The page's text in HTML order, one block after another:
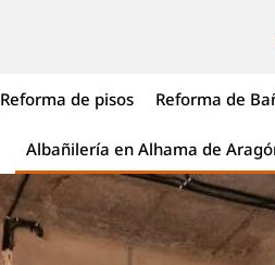
Reforma de pisos Reforma de
Albañilería en Alhama de